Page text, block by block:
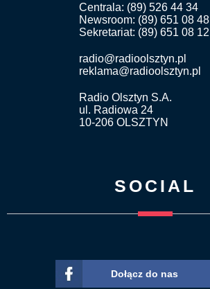
Centrala: (89) 526 44 34
Newsroom: (89) 651 08 48
Sekretariat: (89) 651 08 12
radio@radioolsztyn.pl
reklama@radioolsztyn.pl
Radio Olsztyn S.A.
ul. Radiowa 24
10-206 OLSZTYN
SOCIAL
Dołącz do nas